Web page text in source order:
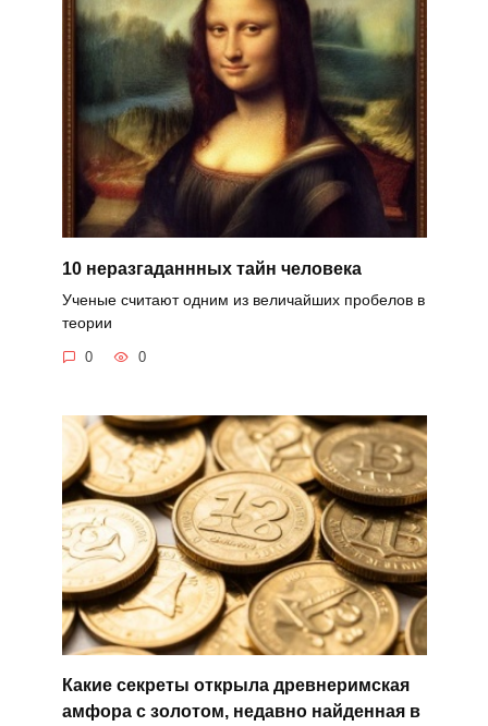
10 неразгаданнных тайн человека
Ученые считают одним из величайших пробелов в
теории
0 0
Какие секреты открыла древнеримская
амфора с золотом, недавно найденная в